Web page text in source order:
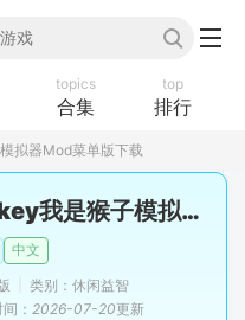
topics
合集
top
排行
拟器Mod菜单版下载
I Am Monkey我是猴子模拟器功能菜单版
中文
类别：休闲益智
： 2026-07-20更新